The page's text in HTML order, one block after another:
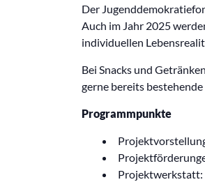
Der
Auch im Jahr 2025
individuellen
Bei Snacks und
gerne bereits
Programmpunkte
Projektwerkstatt: